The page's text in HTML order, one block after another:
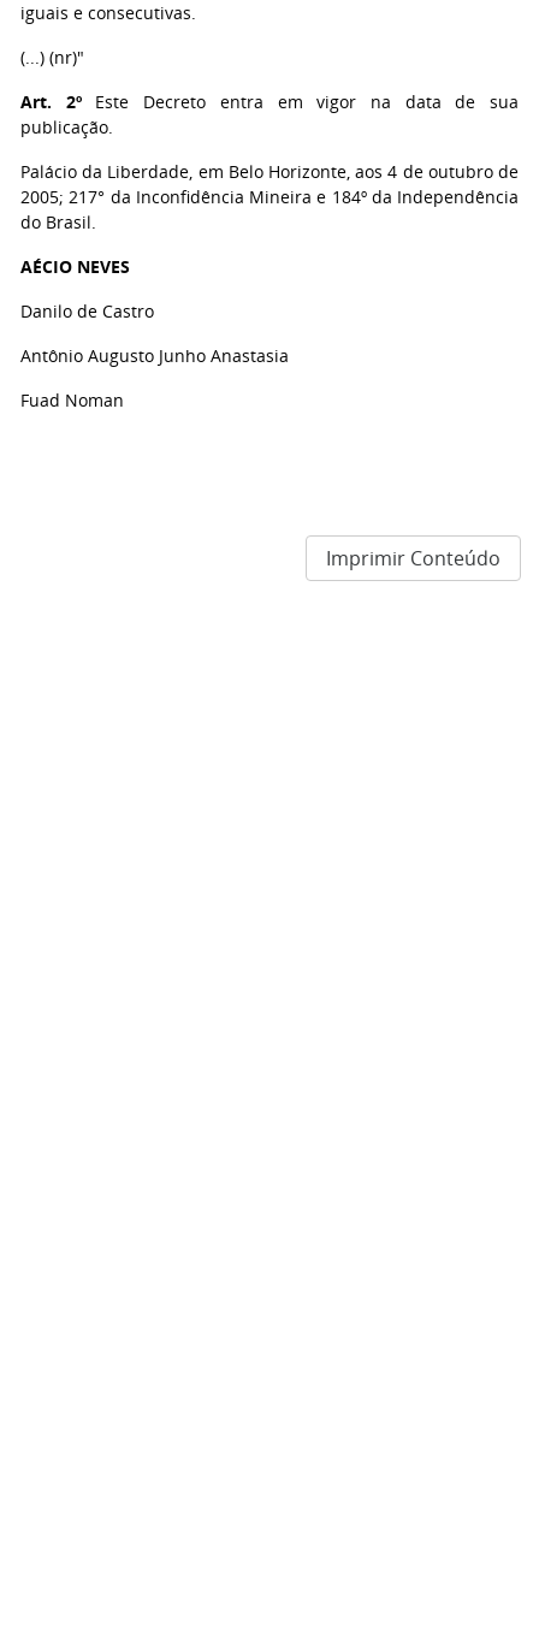
iguais e consecutivas.
(...) (nr)"
Art. 2ºEste Decreto entra em vigor na data de sua
publicação.
Palácio da Liberdade, em Belo Horizonte, aos 4 de outubro de
2005; 217° da Inconfidência Mineira e 184º da Independência
do Brasil.
AÉCIO NEVES
Danilo de Castro
Antônio Augusto Junho Anastasia
Fuad Noman
Imprimir Conteúdo